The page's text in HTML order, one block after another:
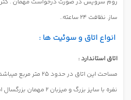
روم سرویس در صورت درخواست مهمان .
ساز. نظافت 24 ساعته..
انواع اتاق و سوئیت ها :
اتاق استاندارد :
مساحت این اتاق در
نفره با سایز بزرگ و میزبان 2 مهمان بزرگسال است.